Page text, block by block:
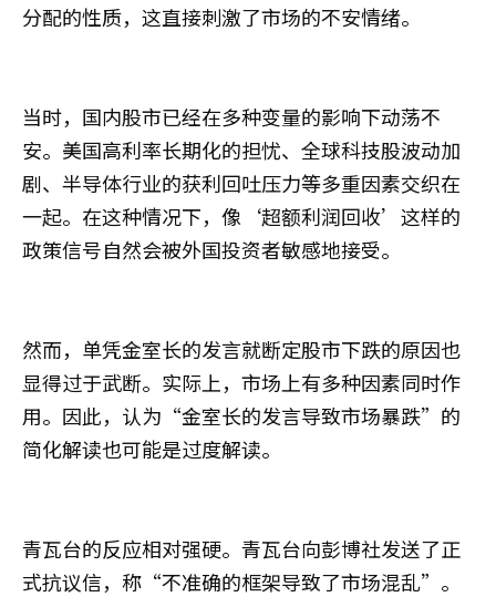
分配的性质，这直接刺激了市场的不安情绪。
当时，国内股市已经在多种变量的影响下动荡不
安。美国高利率长期化的担忧、全球科技股波动加
剧、半导体行业的获利回吐压力等多重因素交织在
一起。在这种情况下，像‘超额利润回收’这样的
政策信号自然会被外国投资者敏感地接受。
然而，单凭金室长的发言就断定股市下跌的原因也
显得过于武断。实际上，市场上有多种因素同时作
用。因此，认为“金室长的发言导致市场暴跌”的
简化解读也可能是过度解读。
青瓦台的反应相对强硬。青瓦台向彭博社发送了正
式抗议信，称“不准确的框架导致了市场混乱”。